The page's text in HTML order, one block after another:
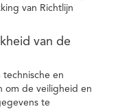
van Richtlijn
van de
en
om de veiligheid en
te